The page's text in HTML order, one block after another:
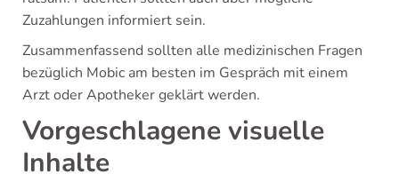
Zuzahlungen informiert sein.
Zusammenfassend sollten alle medizinischen Fragen
bezüglich Mobic am besten im Gespräch mit einem
Arzt oder Apotheker geklärt werden.
Vorgeschlagene visuelle
Inhalte